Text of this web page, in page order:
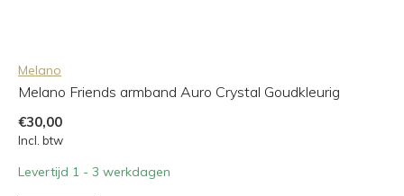
Melano
Melano Friends armband Auro Crystal Goudkleurig
€30,00
Incl. btw
Levertijd 1 - 3 werkdagen